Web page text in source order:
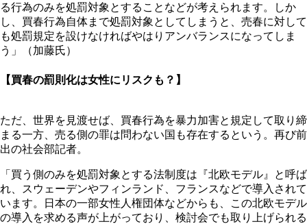
る行為のみを処罰対象とすることなどが考えられます。しか
し、買春行為自体まで処罰対象としてしまうと、売春に対して
も処罰規定を設けなければやはりアンバランスになってしま
う」（加藤氏）
【買春の罰則化は女性にリスクも？】
ただ、世界を見渡せば、買春行為を暴力加害と規定して取り締
まる一方、売る側の罪は問わない国も存在するという。再び前
出の社会部記者。
「買う側のみを処罰対象とする法制度は『北欧モデル』と呼ば
れ、スウェーデンやフィンランド、フランスなどで導入されて
います。日本の一部女性人権団体などからも、この北欧モデル
の導入を求める声が上がっており、検討会でも取り上げられる